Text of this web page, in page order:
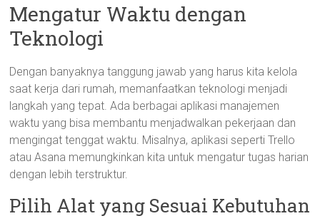
Mengatur Waktu dengan
Teknologi
Dengan banyaknya tanggung jawab yang harus kita kelola
saat kerja dari rumah, memanfaatkan teknologi menjadi
langkah yang tepat. Ada berbagai aplikasi manajemen
waktu yang bisa membantu menjadwalkan pekerjaan dan
mengingat tenggat waktu. Misalnya, aplikasi seperti Trello
atau Asana memungkinkan kita untuk mengatur tugas harian
dengan lebih terstruktur.
Pilih Alat yang Sesuai Kebutuhan